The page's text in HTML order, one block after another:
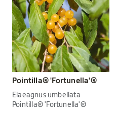
Pointilla® 'Fortunella'®
Elaeagnus umbellata
Pointilla® 'Fortunella'®